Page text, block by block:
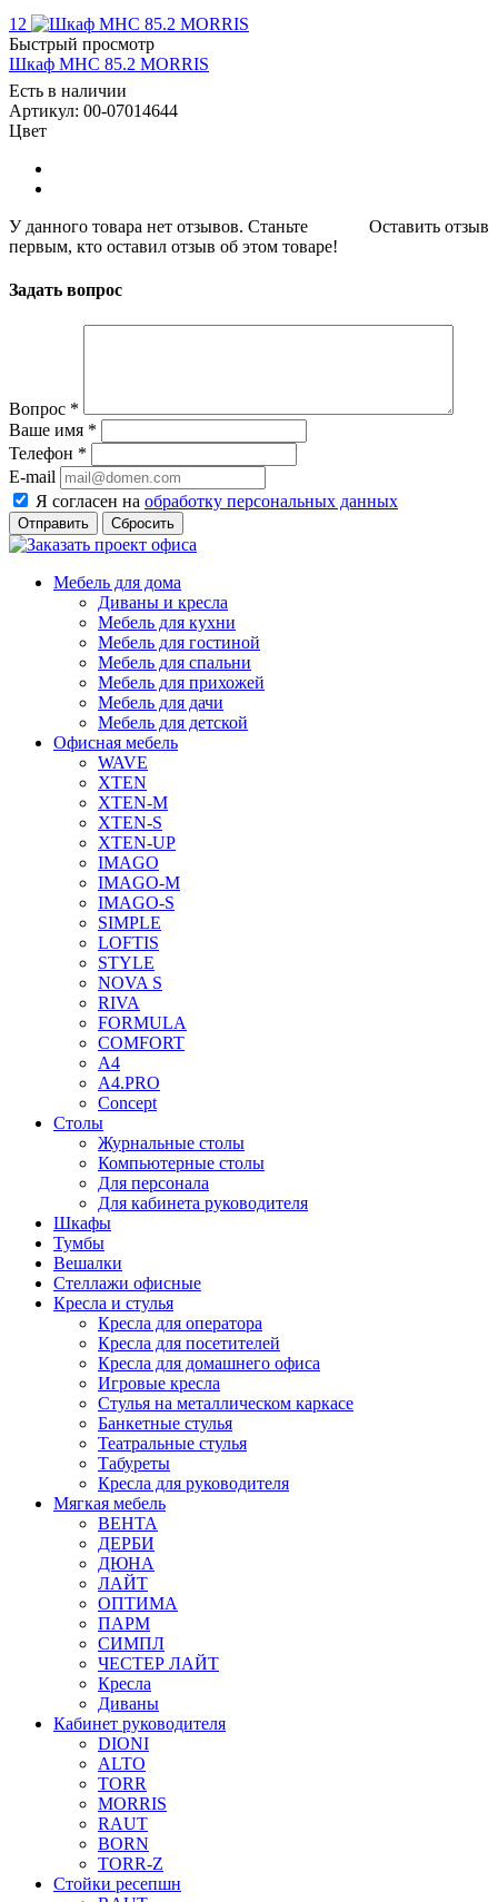
12
Быстрый просмотр
Шкаф MHC 85.2 MORRIS
Есть в наличии
Артикул: 00-07014644
Цвет
Оставить отзыв
У данного товара нет отзывов. Станьте
первым, кто оставил отзыв об этом товаре!
Задать вопрос
Вопрос *
Ваше имя *
Телефон *
E-mail
Я согласен на обработку персональных данных
Сбросить
Мебель для дома
Диваны и кресла
Мебель для кухни
Мебель для гостиной
Мебель для спальни
Мебель для прихожей
Мебель для дачи
Мебель для детской
Офисная мебель
WAVE
XTEN
XTEN-M
XTEN-S
XTEN-UP
IMAGO
IMAGO-M
IMAGO-S
SIMPLE
LOFTIS
STYLE
NOVA S
RIVA
FORMULA
COMFORT
A4
A4.PRO
Concept
Столы
Журнальные столы
Компьютерные столы
Для персонала
Для кабинета руководителя
Шкафы
Тумбы
Вешалки
Стеллажи офисные
Кресла и стулья
Кресла для оператора
Кресла для посетителей
Кресла для домашнего офиса
Игровые кресла
Стулья на металлическом каркасе
Банкетные стулья
Театральные стулья
Табуреты
Кресла для руководителя
Мягкая мебель
ВЕНТА
ДЕРБИ
ДЮНА
ЛАЙТ
ОПТИМА
ПАРМ
СИМПЛ
ЧЕСТЕР ЛАЙТ
Кресла
Диваны
Кабинет руководителя
DIONI
ALTO
TORR
MORRIS
RAUT
BORN
TORR-Z
Стойки ресепшн